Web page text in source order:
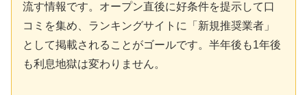
流す情報です。オープン直後に好条件を提示して口
コミを集め、ランキングサイトに「新規推奨業者」
として掲載されることがゴールです。半年後も1年後
も利息地獄は変わりません。